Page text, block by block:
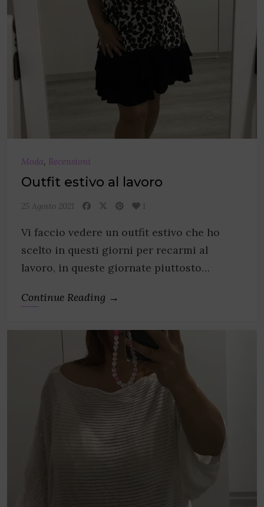
Moda, Recensioni
Outfit estivo al lavoro
25 Agosto 2021 1
Vi faccio vedere un outfit estivo che ho
scelto in questi giorni per recarmi al
lavoro, in queste giornate piuttosto…
Continue Reading →